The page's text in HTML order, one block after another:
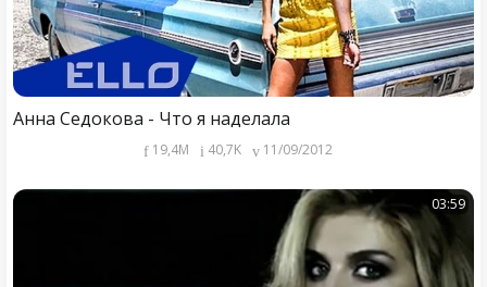
Анна Седокова - Что я наделала
19,4M 40,7K 11/09/2012
03:59